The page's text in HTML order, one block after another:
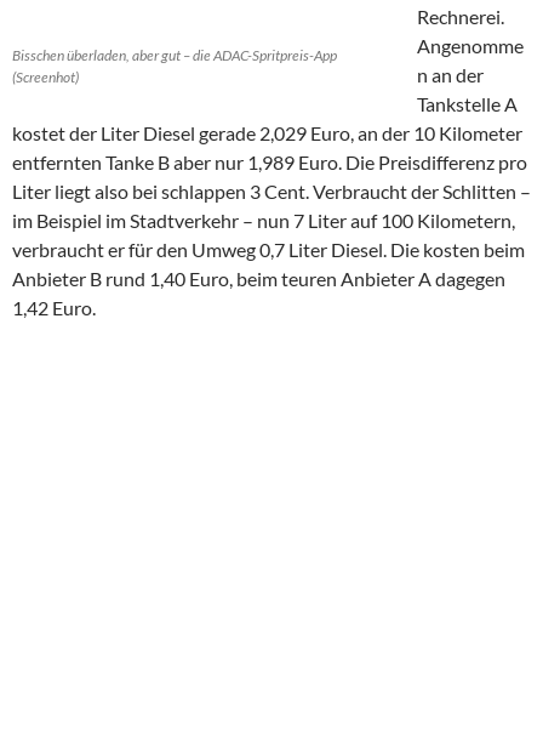
Bisschen überladen, aber gut – die ADAC-Spritpreis-App
(Screenhot)
Rechnerei.
Angenomme
n an der
Tankstelle A
kostet der Liter Diesel gerade 2,029 Euro, an der 10 Kilometer
entfernten Tanke B aber nur 1,989 Euro. Die Preisdifferenz pro
Liter liegt also bei schlappen 3 Cent. Verbraucht der Schlitten –
im Beispiel im Stadtverkehr – nun 7 Liter auf 100 Kilometern,
verbraucht er für den Umweg 0,7 Liter Diesel. Die kosten beim
Anbieter B rund 1,40 Euro, beim teuren Anbieter A dagegen
1,42 Euro.